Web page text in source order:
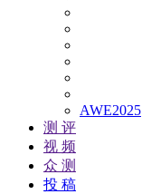
AWE2025
测 评
视 频
众 测
投 稿